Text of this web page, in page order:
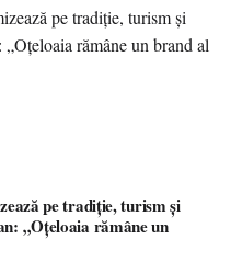
pe tradiție, turism și